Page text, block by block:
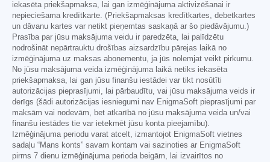
iekasēta priekšapmaksa, lai gan izmēģinājuma aktivizēšanai ir
nepieciešama kredītkarte. (Priekšapmaksas kredītkartes, debetkartes
un dāvanu kartes var netikt pieņemtas saskaņā ar šo piedāvājumu.)
Prasība par jūsu maksājuma veidu ir paredzēta, lai palīdzētu
nodrošināt nepārtrauktu drošības aizsardzību pārejas laikā no
izmēģinājuma uz maksas abonementu, ja jūs nolemjat veikt pirkumu.
No jūsu maksājuma veida izmēģinājuma laikā netiks iekasēta
priekšapmaksa, lai gan jūsu finanšu iestādei var tikt nosūtīti
autorizācijas pieprasījumi, lai pārbaudītu, vai jūsu maksājuma veids ir
derīgs (šādi autorizācijas iesniegumi nav EnigmaSoft pieprasījumi par
maksām vai nodevām, bet atkarībā no jūsu maksājuma veida un/vai
finanšu iestādes tie var ietekmēt jūsu konta pieejamību).
Izmēģinājuma periodu varat atcelt, izmantojot EnigmaSoft vietnes
sadaļu “Mans konts” savam kontam vai sazinoties ar EnigmaSoft
pirms 7 dienu izmēģinājuma perioda beigām, lai izvairītos no